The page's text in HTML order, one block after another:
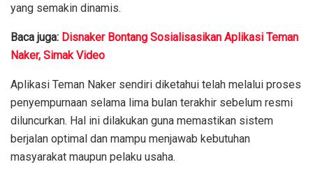
yang semakin dinamis.
Baca juga: Disnaker Bontang Sosialisasikan Aplikasi Teman
Naker, Simak Video
Aplikasi Teman Naker sendiri diketahui telah melalui proses
penyempurnaan selama lima bulan terakhir sebelum resmi
diluncurkan. Hal ini dilakukan guna memastikan sistem
berjalan optimal dan mampu menjawab kebutuhan
masyarakat maupun pelaku usaha.